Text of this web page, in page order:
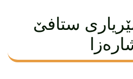
ستافێ